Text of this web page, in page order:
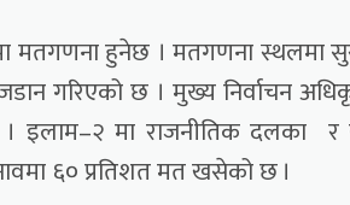
हुनेछ । मतगणना स्थलमा
गरिएको छ । मुख्य निर्वाचन
इलाम–२ मा राजनीतिक दलका र
६० प्रतिशत मत खसेको छ ।